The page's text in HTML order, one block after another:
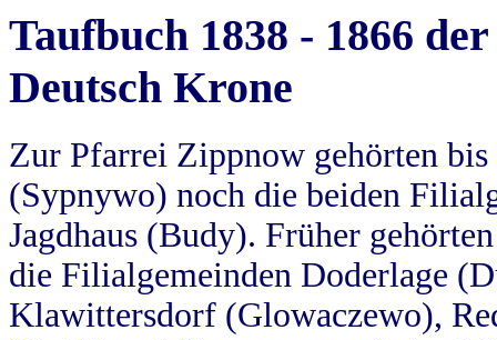
Taufbuch 1838 - 1866
Deutsch Krone
Zur Pfarrei Zippnow gehörten
(Sypnywo) noch die beiden
Jagdhaus (Budy). Früher
die Filialgemeinden Doderlage
Klawittersdorf (Glowaczewo),